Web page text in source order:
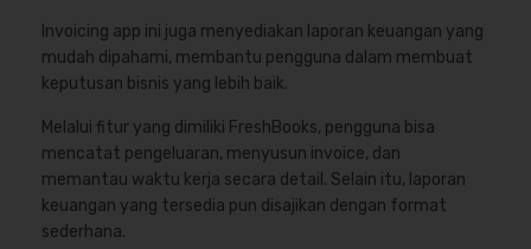
Invoicing app ini juga menyediakan laporan keuangan yang
mudah dipahami, membantu pengguna dalam membuat
keputusan bisnis yang lebih baik.
Melalui fitur yang dimiliki FreshBooks, pengguna bisa
mencatat pengeluaran, menyusun invoice, dan
memantau waktu kerja secara detail. Selain itu, laporan
keuangan yang tersedia pun disajikan dengan format
sederhana.